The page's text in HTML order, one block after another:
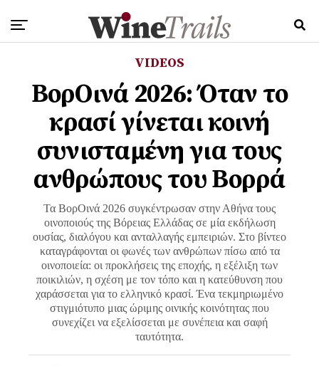
VIDEOS
ΒορΟινά 2026: Όταν το
κρασί γίνεται κοινή
συνισταμένη για τους
ανθρώπους του Βορρά
Τα ΒορΟινά 2026 συγκέντρωσαν στην Αθήνα τους
οινοποιούς της Βόρειας Ελλάδας σε μία εκδήλωση
ουσίας, διαλόγου και ανταλλαγής εμπειριών. Στο βίντεο
καταγράφονται οι φωνές των ανθρώπων πίσω από τα
οινοποιεία: οι προκλήσεις της εποχής, η εξέλιξη των
ποικιλιών, η σχέση με τον τόπο και η κατεύθυνση που
χαράσσεται για το ελληνικό κρασί. Ένα τεκμηριωμένο
στιγμιότυπο μιας ώριμης οινικής κοινότητας που
συνεχίζει να εξελίσσεται με συνέπεια και σαφή
ταυτότητα.